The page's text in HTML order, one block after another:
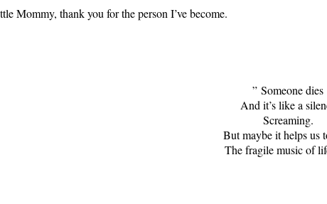
Mommy, thank you for the person I’ve become.
” Someone dies
And it’s like a
Screaming.
But maybe it helps us
The fragile music of